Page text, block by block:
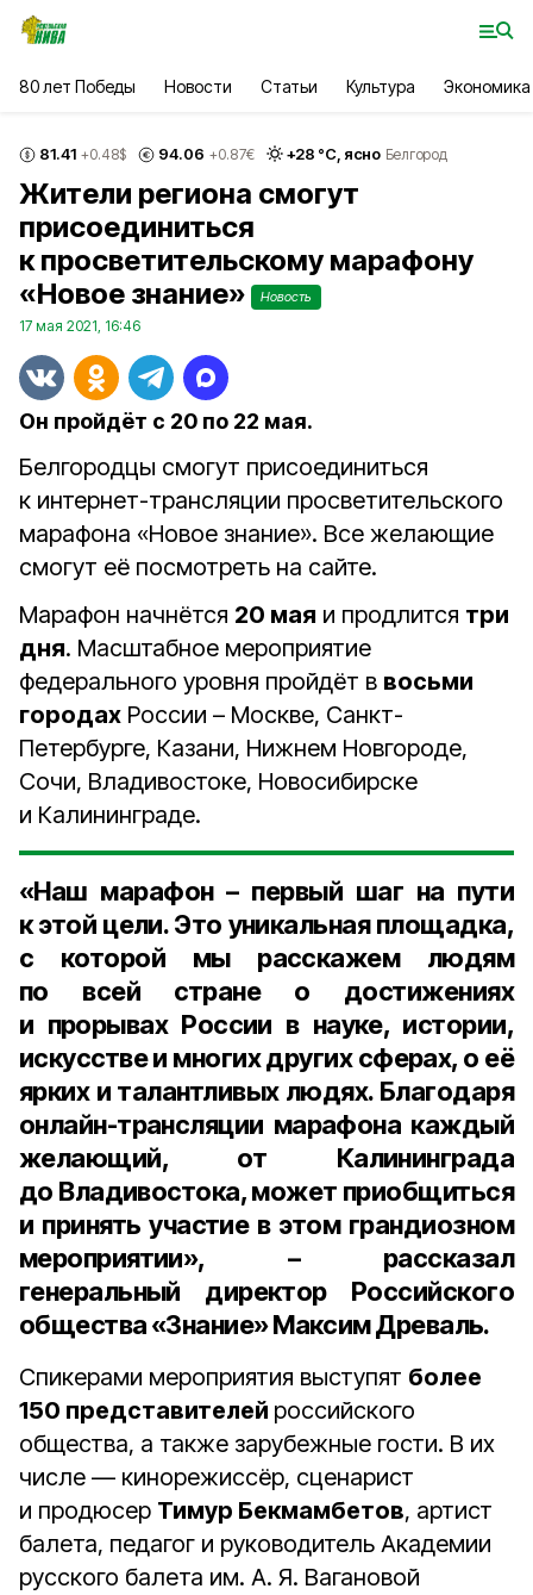
80 лет Победы Новости Статьи Культура Экономика
81.41 +0.48$ 94.06 +0.87€ +28 °С, ясно Белгород
Жители региона смогут
присоединиться
к просветительскому марафону
«Новое знание»
Новость
17 мая 2021, 16:46
Он пройдёт с 20 по 22 мая.
Белгородцы смогут присоединиться
к интернет-трансляции просветительского
марафона «Новое знание». Все желающие
смогут её посмотреть на сайте.
Марафон начнётся 20 мая и продлится три
дня. Масштабное мероприятие
федерального уровня пройдёт в восьми
городах России – Москве, Санкт-
Петербурге, Казани, Нижнем Новгороде,
Сочи, Владивостоке, Новосибирске
и Калининграде.
«Наш марафон – первый шаг на пути
к этой цели. Это уникальная площадка,
с которой мы расскажем людям
по всей стране о достижениях
и прорывах России в науке, истории,
искусстве и многих других сферах, о её
ярких и талантливых людях. Благодаря
онлайн-трансляции марафона каждый
желающий, от Калининграда
до Владивостока, может приобщиться
и принять участие в этом грандиозном
мероприятии», – рассказал
генеральный директор Российского
общества «Знание»Максим Древаль.
Спикерами мероприятия выступят более
150 представителей российского
общества, а также зарубежные гости. В их
числе — кинорежиссёр, сценарист
и продюсер Тимур Бекмамбетов, артист
балета, педагог и руководитель Академии
русского балета им. А. Я. Вагановой